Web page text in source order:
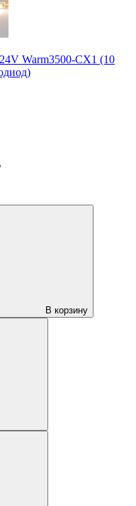
Warm3500-CX1 (10
В корзину